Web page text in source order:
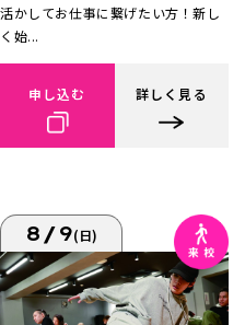
活かしてお仕事に繋げたい方！新し
く始...
申し込む 詳しく見る
8/9(日)